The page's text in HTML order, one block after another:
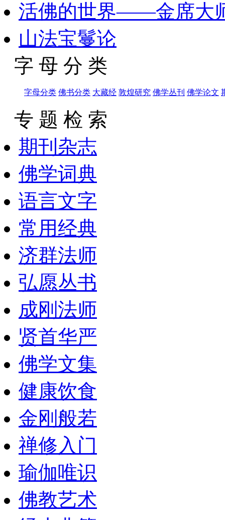
活佛的世界——金席大
山法宝鬘论
字 母 分 类
字母分类 佛书分类 大藏经 敦煌研究 佛学丛刊 佛学论文
专 题 检 索
期刊杂志
佛学词典
语言文字
常用经典
济群法师
弘愿丛书
成刚法师
贤首华严
佛学文集
健康饮食
金刚般若
禅修入门
瑜伽唯识
佛教艺术